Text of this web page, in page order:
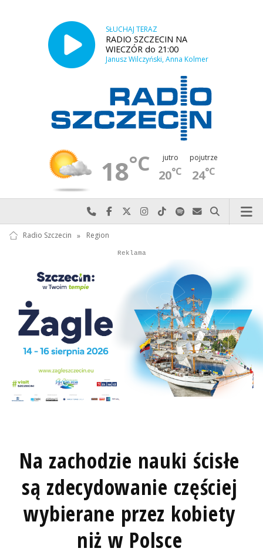
SŁUCHAJ TERAZ
RADIO SZCZECIN NA
WIECZÓR do 21:00
Janusz Wilczyński, Anna Kolmer
18°C jutro
20°C
pojutrze
24°C
Najlepiej po prostu do nas zadzwoń
Odwiedź nas na Facebook-u
Odwiedź nas na X
Odwiedź nas na Instagram-ie
Odwiedź nas na TikTok-u
Szukaj nas na Spotify
Wyślij do nas
Szukaj
Radio Szczecin » Region
Autopromocja
Reklama
Na zachodzie nauki ścisłe
są zdecydowanie częściej
wybierane przez kobiety
niż w Polsce